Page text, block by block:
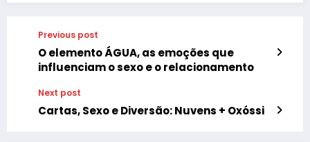
Previous post
O elemento ÁGUA, as emoções que
influenciam o sexo e o relacionamento
Next post
Cartas, Sexo e Diversão: Nuvens + Oxóssi